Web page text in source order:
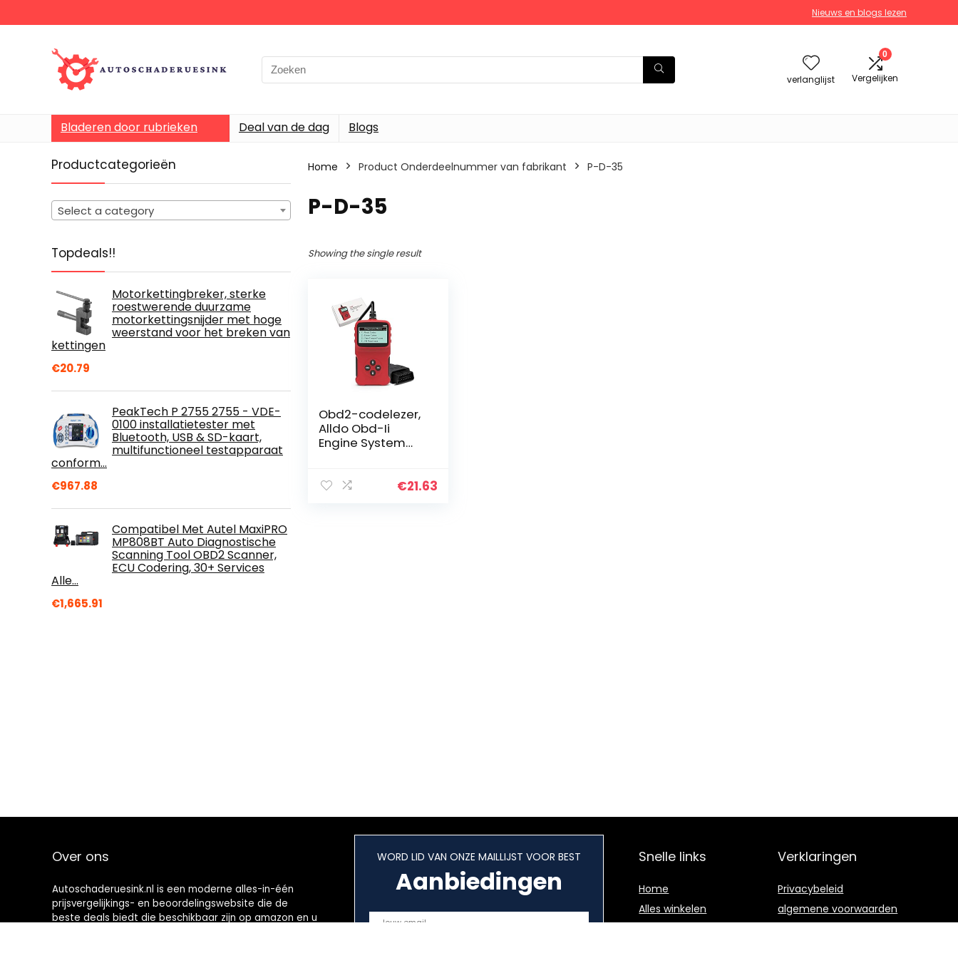
Nieuws en blogs lezen
verlanglijst
0
Vergelijken
Bladeren door rubrieken Deal van de dag Blogs
Productcategorieën
Select a category
Topdeals!!
Motorkettingbreker, sterke
roestwerende duurzame
motorkettingsnijder met hoge
weerstand voor het breken van
kettingen
€20.79
PeakTech P 2755 2755 - VDE-
0100 installatietester met
Bluetooth, USB & SD-kaart,
multifunctioneel testapparaat
conform…
€967.88
Compatibel Met Autel MaxiPRO
MP808BT Auto Diagnostische
Scanning Tool OBD2 Scanner,
ECU Codering, 30+ Services
Alle…
€1,665.91
Home Product Onderdeelnummer van fabrikant ‎P-D-35
‎P-D-35
Showing the single result
Obd2-codelezer,
Alldo Obd-Ii
Engine System
Diagnostic
€21.63
Over ons
Autoschaderuesink.nl is een moderne alles-in-één
prijsvergelijkings- en beoordelingswebsite die de
beste deals biedt die beschikbaar zijn op amazon en u
WORD LID VAN ONZE MAILLIJST VOOR BEST
Aanbiedingen
Snelle links
Home
Alles winkelen
Verklaringen
Privacybeleid
algemene voorwaarden